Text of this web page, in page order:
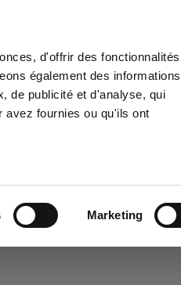
d'offrir des fonctionnalités
également des informations
de publicité et d'analyse, qui
avez fournies ou qu'ils ont
Marketing
International Politique